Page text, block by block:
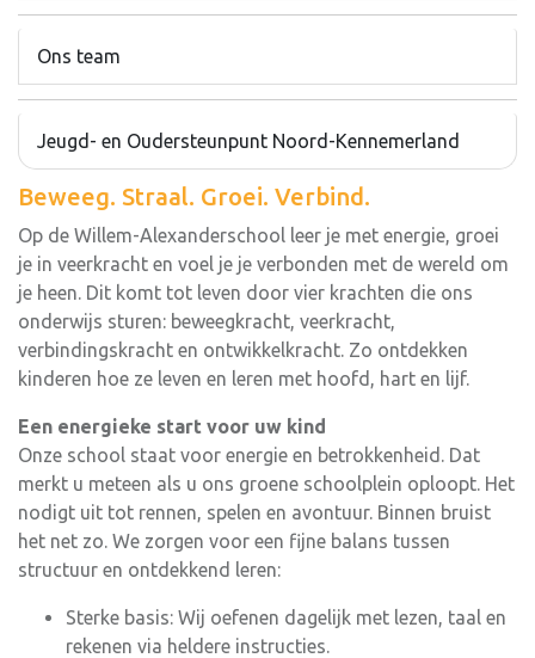
Ons team
Jeugd- en Oudersteunpunt Noord-Kennemerland
Beweeg. Straal. Groei. Verbind.
Op de Willem-Alexanderschool leer je met energie, groei
je in veerkracht en voel je je verbonden met de wereld om
je heen. Dit komt tot leven door vier krachten die ons
onderwijs sturen: beweegkracht, veerkracht,
verbindingskracht en ontwikkelkracht. Zo ontdekken
kinderen hoe ze leven en leren met hoofd, hart en lijf.
Een energieke start voor uw kind
Onze school staat voor energie en betrokkenheid. Dat
merkt u meteen als u ons groene schoolplein oploopt. Het
nodigt uit tot rennen, spelen en avontuur. Binnen bruist
het net zo. We zorgen voor een fijne balans tussen
structuur en ontdekkend leren:
Sterke basis: Wij oefenen dagelijk met lezen, taal en
rekenen via heldere instructies.